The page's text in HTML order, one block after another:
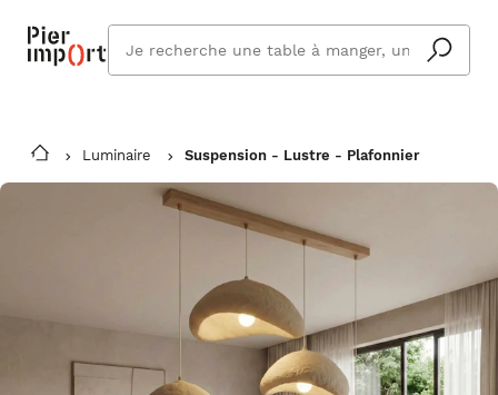
cherchez
vous ?
Luminaire Suspension - Lustre - Plafonnier